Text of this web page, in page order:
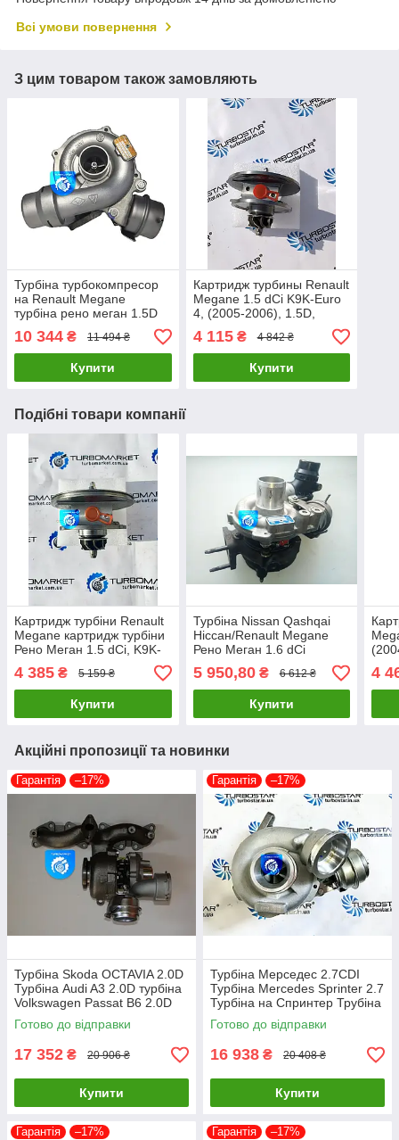
Всі умови повернення
З цим товаром також замовляють
Турбіна турбокомпресор
на Renault Megane
турбіна рено меган 1.5D
54399880030
54399700070
10 344 ₴ 11 494 ₴
Купити
Картридж турбины Renault
Megane 1.5 dCi K9K-Euro
4, (2005-2006), 1.5D,
78/106 54399700070,
54399700030
4 115₴ 4 842 ₴
Купити
Подібні товари компанії
Картридж турбіни Renault
Megane картридж турбіни
Рено Меган 1.5 dCi, K9K-
THP, 1.5D 154399700002
4 385 ₴ 5 159 ₴
Купити
Турбіна Nissan Qashqai
Ніссан/Renault Megane
Рено Меган 1.6 dCi
5 950,80₴ 6 612 ₴
Купити
4
Акційні пропозиції та новинки
Гарантія –17%
Турбіна Skoda OCTAVIA 2.0D
Турбіна Audi A3 2.0D турбіна
Volkswagen Passat B6 2.0D
724930-0006
Готово до відправки
17 352 ₴ 20 906 ₴
Купити
Гарантія –17%
Турбіна Мерседес 2.7CDI
Турбіна Mercedes Sprinter 2.7
Турбіна на Спринтер Трубіна
для Мерседес Спринтер
709838
Готово до відправки
16 938 ₴ 20 408 ₴
Купити
Гарантія –17% Гарантія –17%